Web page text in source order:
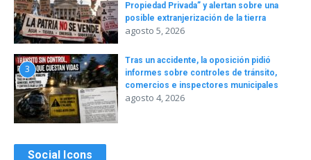
Propiedad Privada” y alertan sobre una
posible extranjerización de la tierra
agosto 5, 2026
3
Tras un accidente, la oposición pidió
informes sobre controles de tránsito,
comercios e inspectores municipales
agosto 4, 2026
Social Icons